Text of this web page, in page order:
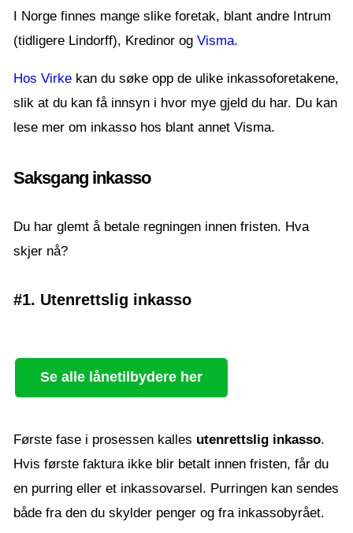
I Norge finnes mange slike foretak, blant andre Intrum
(tidligere Lindorff), Kredinor og Visma.
Hos Virke kan du søke opp de ulike inkassoforetakene,
slik at du kan få innsyn i hvor mye gjeld du har. Du kan
lese mer om inkasso hos blant annet Visma.
Saksgang inkasso
Du har glemt å betale regningen innen fristen. Hva
skjer nå?
#1. Utenrettslig inkasso
Se alle lånetilbydere her
Første fase i prosessen kalles utenrettslig inkasso.
Hvis første faktura ikke blir betalt innen fristen, får du
en purring eller et inkassovarsel. Purringen kan sendes
både fra den du skylder penger og fra inkassobyrået.